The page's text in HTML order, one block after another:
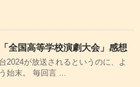
全国高等学校演劇大会」感想
2024が放送されるというのに、よ
始末。 毎回言 ...